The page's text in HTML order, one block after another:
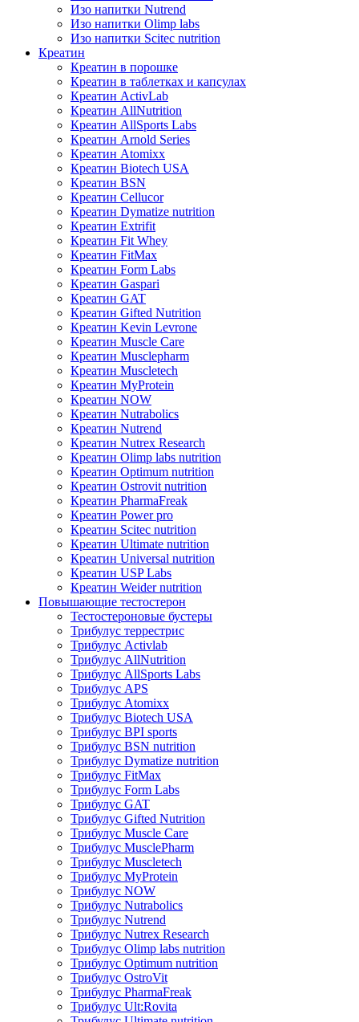
Изо напитки Nutrend
Изо напитки Olimp labs
Изо напитки Scitec nutrition
Креатин
Креатин в порошке
Креатин в таблетках и капсулах
Креатин ActivLab
Креатин AllNutrition
Креатин AllSports Labs
Креатин Arnold Series
Креатин Atomixx
Креатин Biotech USA
Креатин BSN
Креатин Cellucor
Креатин Dymatize nutrition
Креатин Extrifit
Креатин Fit Whey
Креатин FitMax
Креатин Form Labs
Креатин Gaspari
Креатин GAT
Креатин Gifted Nutrition
Креатин Kevin Levrone
Креатин Muscle Care
Креатин Musclepharm
Креатин Muscletech
Креатин MyProtein
Креатин NOW
Креатин Nutrabolics
Креатин Nutrend
Креатин Nutrex Research
Креатин Olimp labs nutrition
Креатин Optimum nutrition
Креатин Ostrovit nutrition
Креатин PharmaFreak
Креатин Power pro
Креатин Scitec nutrition
Креатин Ultimate nutrition
Креатин Universal nutrition
Креатин USP Labs
Креатин Weider nutrition
Повышающие тестостерон
Тестостероновые бустеры
Трибулус террестрис
Трибулус Activlab
Трибулус AllNutrition
Трибулус AllSports Labs
Трибулус APS
Трибулус Atomixx
Трибулус Biotech USA
Трибулус BPI sports
Трибулус BSN nutrition
Трибулус Dymatize nutrition
Трибулус FitMax
Трибулус Form Labs
Трибулус GAT
Трибулус Gifted Nutrition
Трибулус Muscle Care
Трибулус MusclePharm
Трибулус Muscletech
Трибулус MyProtein
Трибулус NOW
Трибулус Nutrabolics
Трибулус Nutrend
Трибулус Nutrex Research
Трибулус Olimp labs nutrition
Трибулус Optimum nutrition
Трибулус OstroVit
Трибулус PharmaFreak
Трибулус Ult:Rovita